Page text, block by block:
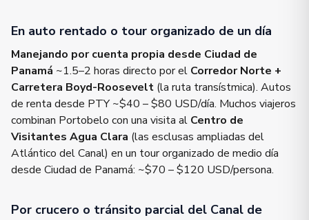
En auto rentado o tour organizado de un día
Manejando por cuenta propia desde Ciudad de
Panamá ~1.5–2 horas directo por el Corredor Norte +
Carretera Boyd-Roosevelt (la ruta transístmica). Autos
de renta desde PTY ~$40 – $80 USD/día. Muchos viajeros
combinan Portobelo con una visita al Centro de
Visitantes Agua Clara (las esclusas ampliadas del
Atlántico del Canal) en un tour organizado de medio día
desde Ciudad de Panamá: ~$70 – $120 USD/persona.
Por crucero o tránsito parcial del Canal de